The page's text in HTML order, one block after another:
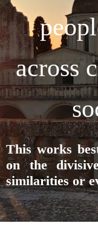
across
This works
on the
similarities or